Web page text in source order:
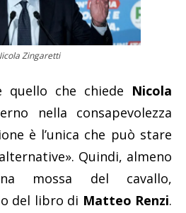
Zingaretti
che chiede Nicola
nella consapevolezza
è l’unica che può stare
Quindi, almeno
mossa del cavallo,
del libro di Matteo Renzi.